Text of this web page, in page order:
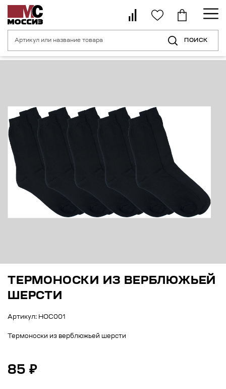
ПОИСК
Главная страница Термоноски из
ТЕРМОНОСКИ ИЗ ВЕРБЛЮЖЬЕЙ
ШЕРСТИ
Артикул: НОС001
Термоноски из верблюжьей шерсти
85 ₽